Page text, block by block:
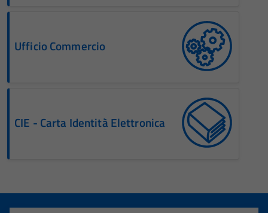
Ufficio Commercio
CIE - Carta Identità Elettronica